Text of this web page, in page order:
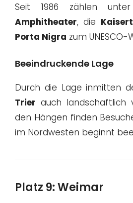
Seit 1986 zählen
Amphitheater, die
Porta Nigra zum
Beeindruckende Lage
Durch die Lage inmitten
Trier auch landschaftlich
den Hängen finden
im Nordwesten beginnt
Platz 9: Weimar